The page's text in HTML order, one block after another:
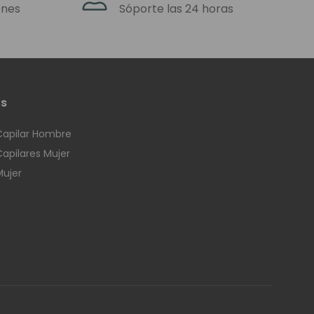
podemos
Sóporte las 24 horas
Hombre
Mujer